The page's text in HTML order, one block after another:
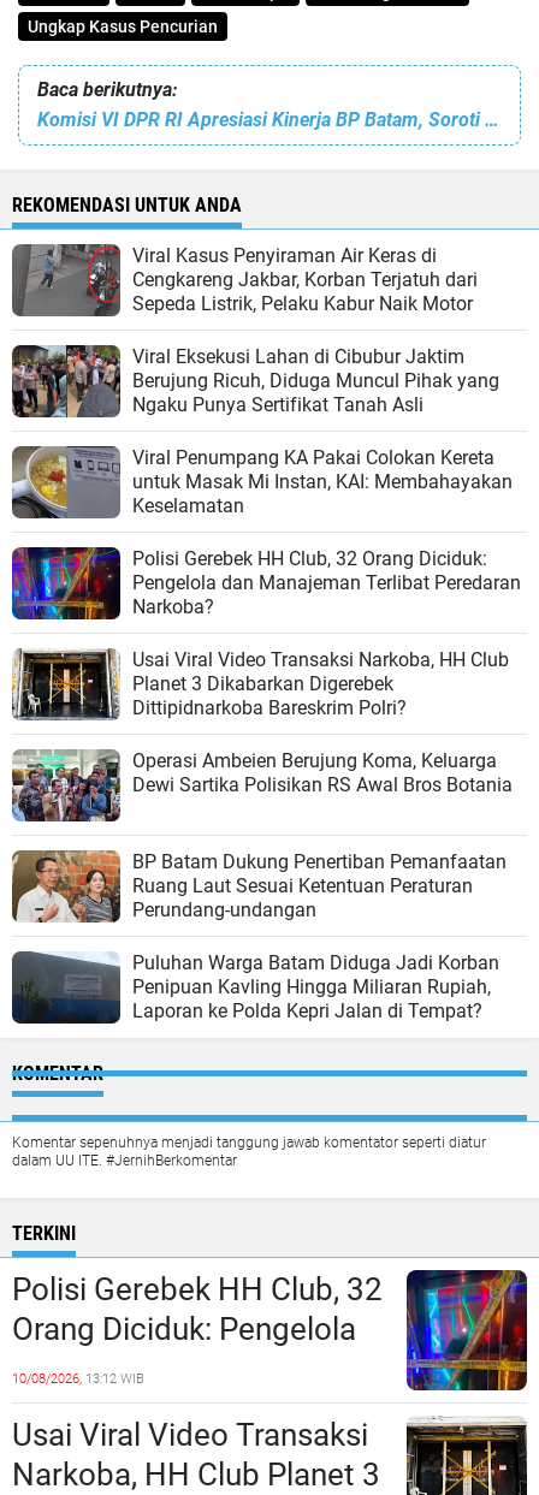
Ungkap Kasus Pencurian
Baca berikutnya:
Komisi VI DPR RI Apresiasi Kinerja BP Batam, Soroti Optimalisasi PNBP dan Pertumbuhan Investasi
REKOMENDASI UNTUK ANDA
Viral Kasus Penyiraman Air Keras di
Cengkareng Jakbar, Korban Terjatuh dari
Sepeda Listrik, Pelaku Kabur Naik Motor
Viral Eksekusi Lahan di Cibubur Jaktim
Berujung Ricuh, Diduga Muncul Pihak yang
Ngaku Punya Sertifikat Tanah Asli
Viral Penumpang KA Pakai Colokan Kereta
untuk Masak Mi Instan, KAI: Membahayakan
Keselamatan
Polisi Gerebek HH Club, 32 Orang Diciduk:
Pengelola dan Manajeman Terlibat Peredaran
Narkoba?
Usai Viral Video Transaksi Narkoba, HH Club
Planet 3 Dikabarkan Digerebek
Dittipidnarkoba Bareskrim Polri?
Operasi Ambeien Berujung Koma, Keluarga
Dewi Sartika Polisikan RS Awal Bros Botania
BP Batam Dukung Penertiban Pemanfaatan
Ruang Laut Sesuai Ketentuan Peraturan
Perundang-undangan
Puluhan Warga Batam Diduga Jadi Korban
Penipuan Kavling Hingga Miliaran Rupiah,
Laporan ke Polda Kepri Jalan di Tempat?
KOMENTAR
Komentar sepenuhnya menjadi tanggung jawab komentator seperti diatur
dalam UU ITE. #JernihBerkomentar
TERKINI
Polisi Gerebek HH Club, 32
Orang Diciduk: Pengelola
dan Manajeman Terlibat
Peredaran Narkoba?
10/08/2026, 13:12 WIB
Usai Viral Video Transaksi
Narkoba, HH Club Planet 3